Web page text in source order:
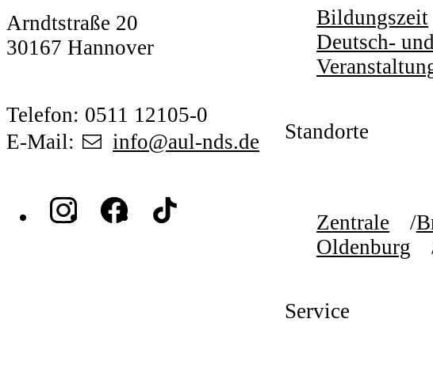
Arndtstraße 20
30167 Hannover
Telefon: 0511 12105-0
E-Mail:
info@aul-nds.de
Bildungszeit
Deutsch-
Standorte
Zentrale
Oldenburg
Service